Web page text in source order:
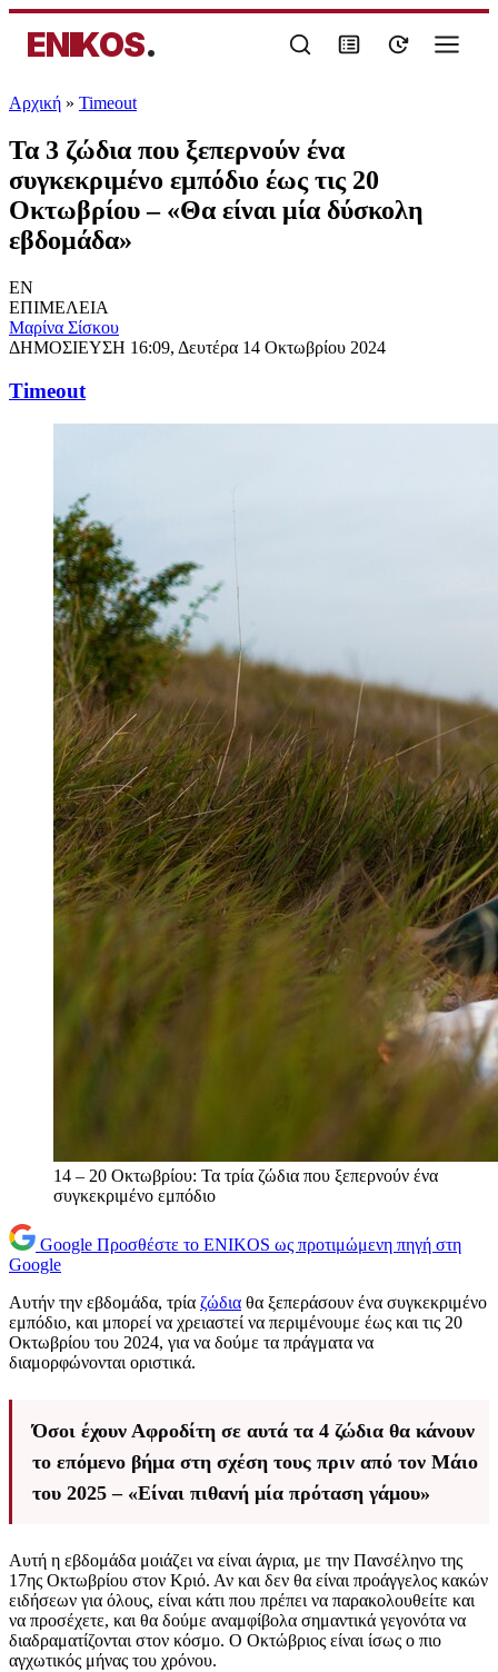
ENIKOS.
Αρχική » Timeout
Τα 3 ζώδια που ξεπερνούν ένα
συγκεκριμένο εμπόδιο έως τις 20
Οκτωβρίου – «Θα είναι μία δύσκολη
εβδομάδα»
EN
ΕΠΙΜΕΛΕΙΑ
Μαρίνα Σίσκου
ΔΗΜΟΣΙΕΥΣΗ 16:09, Δευτέρα 14 Οκτωβρίου 2024
Timeout
14 – 20 Οκτωβρίου: Τα τρία ζώδια που ξεπερνούν ένα
συγκεκριμένο εμπόδιο
Google Προσθέστε το ENIKOS ως προτιμώμενη πηγή στη
Google
Αυτήν την εβδομάδα, τρία ζώδια θα ξεπεράσουν ένα συγκεκριμένο
εμπόδιο, και μπορεί να χρειαστεί να περιμένουμε έως και τις 20
Οκτωβρίου του 2024, για να δούμε τα πράγματα να
διαμορφώνονται οριστικά.
Όσοι έχουν Αφροδίτη σε αυτά τα 4 ζώδια θα κάνουν
το επόμενο βήμα στη σχέση τους πριν από τον Μάιο
του 2025 – «Είναι πιθανή μία πρόταση γάμου»
Αυτή η εβδομάδα μοιάζει να είναι άγρια, με την Πανσέληνο της
17ης Οκτωβρίου στον Κριό. Αν και δεν θα είναι προάγγελος κακών
ειδήσεων για όλους, είναι κάτι που πρέπει να παρακολουθείτε και
να προσέχετε, και θα δούμε αναμφίβολα σημαντικά γεγονότα να
διαδραματίζονται στον κόσμο. Ο Οκτώβριος είναι ίσως ο πιο
αγχωτικός μήνας του χρόνου.